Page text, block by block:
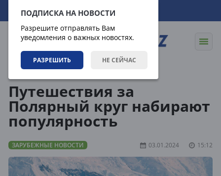
ПОДПИСКА НА НОВОСТИ
Разрешите отправлять Вам
уведомления о важных новостях.
РАЗРЕШИТЬ НЕ СЕЙЧАС
09.08.2026 17:33:18
Путешествия за
Полярный круг набирают
популярность
ЗАРУБЕЖНЫЕ НОВОСТИ 03.01.2024 15:12